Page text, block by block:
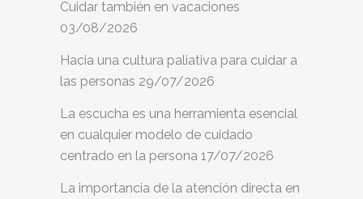
Cuidar también en vacaciones
03/08/2026
Hacia una cultura paliativa para cuidar a
las personas 29/07/2026
La escucha es una herramienta esencial
en cualquier modelo de cuidado
centrado en la persona 17/07/2026
La importancia de la atención directa en